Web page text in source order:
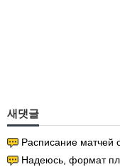
새댓글
Расписание матчей
Надеюсь, формат плей-